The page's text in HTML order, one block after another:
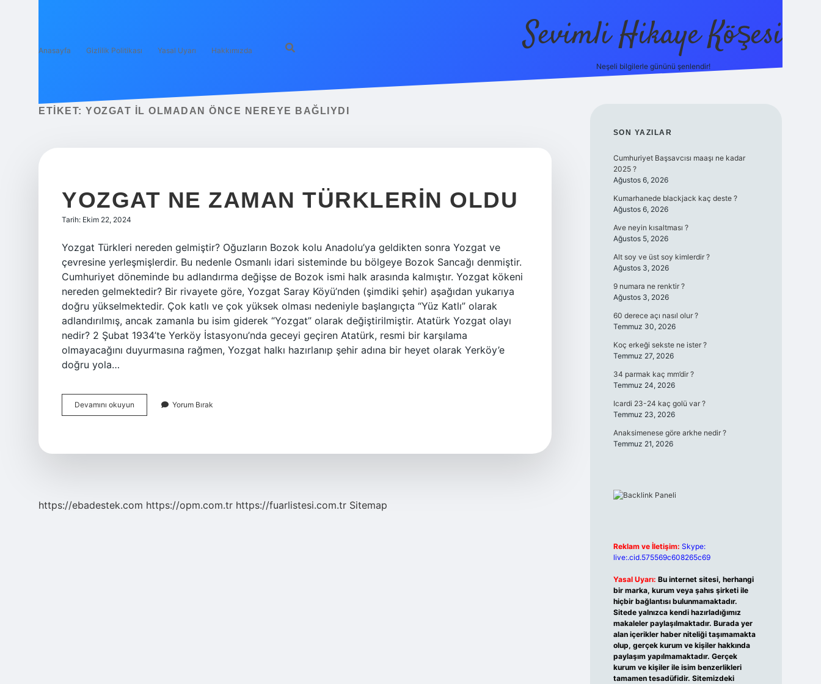
Anasayfa Gizlilik Politikası Yasal Uyarı Hakkımızda Sevimli Hikaye Köşesi
Neşeli bilgilerle gününü şenlendir!
ETIKET: YOZGAT IL OLMADAN ÖNCE NEREYE BAĞLIYDI
YOZGAT NE ZAMAN TÜRKLERIN OLDU
Tarih: Ekim 22, 2024
Yozgat Türkleri nereden gelmiştir? Oğuzların Bozok kolu Anadolu’ya geldikten sonra Yozgat ve
çevresine yerleşmişlerdir. Bu nedenle Osmanlı idari sisteminde bu bölgeye Bozok Sancağı denmiştir.
Cumhuriyet döneminde bu adlandırma değişse de Bozok ismi halk arasında kalmıştır. Yozgat kökeni
nereden gelmektedir? Bir rivayete göre, Yozgat Saray Köyü’nden (şimdiki şehir) aşağıdan yukarıya
doğru yükselmektedir. Çok katlı ve çok yüksek olması nedeniyle başlangıçta “Yüz Katlı” olarak
adlandırılmış, ancak zamanla bu isim giderek “Yozgat” olarak değiştirilmiştir. Atatürk Yozgat olayı
nedir? 2 Şubat 1934’te Yerköy İstasyonu’nda geceyi geçiren Atatürk, resmi bir karşılama
olmayacağını duyurmasına rağmen, Yozgat halkı hazırlanıp şehir adına bir heyet olarak Yerköy’e
doğru yola…
Devamını okuyun
Ne
Yorum Bırak
https://ebadestek.com https://opm.com.tr https://fuarlistesi.com.tr Sitemap
SIDEBAR
SON YAZILAR
Cumhuriyet Başsavcısı maaşı ne kadar
2025 ?
Ağustos 6, 2026
Kumarhanede blackjack kaç deste ?
Ağustos 6, 2026
Ave neyin kısaltması ?
Ağustos 5, 2026
Alt soy ve üst soy kimlerdir ?
Ağustos 3, 2026
9 numara ne renktir ?
Ağustos 3, 2026
60 derece açı nasıl olur ?
Temmuz 30, 2026
Koç erkeği sekste ne ister ?
Temmuz 27, 2026
34 parmak kaç mm’dir ?
Temmuz 24, 2026
Icardi 23-24 kaç golü var ?
Temmuz 23, 2026
Anaksimenese göre arkhe nedir ?
Temmuz 21, 2026
Reklam ve İletişim: Skype:
live:.cid.575569c608265c69
Yasal Uyarı: Bu internet sitesi, herhangi
bir marka, kurum veya şahıs şirketi ile
hiçbir bağlantısı bulunmamaktadır.
Sitede yalnızca kendi hazırladığımız
makaleler paylaşılmaktadır. Burada yer
alan içerikler haber niteliği taşımamakta
olup, gerçek kurum ve kişiler hakkında
paylaşım yapılmamaktadır. Gerçek
kurum ve kişiler ile isim benzerlikleri
tamamen tesadüfidir. Sitemizdeki